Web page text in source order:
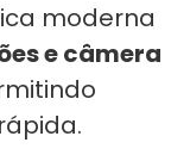
moderna
e câmera